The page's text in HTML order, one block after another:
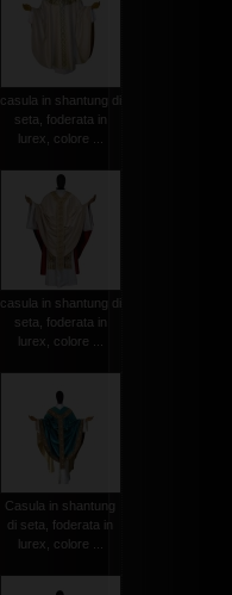
casula in shantung di
seta, foderata in
lurex, colore ...
casula in shantung di
seta, foderata in
lurex, colore ...
Casula in shantung
di seta, foderata in
lurex, colore ...